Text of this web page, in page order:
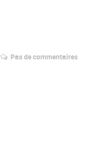
Pas de commentaires